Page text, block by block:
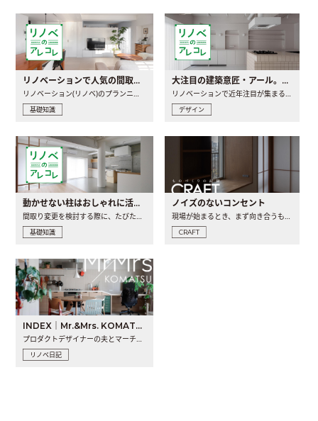
リノベーションで人気の間取りとは？トレンドの間取りと実例を徹底解説
リノベーション(リノベ)のプランニングで一番最初に決めるのは..
基礎知識
大注目の建築意匠・アール。人気の理由と空間に取り入れるポイント
リノベーションで近年注目が集まる建築意匠の一つであるアール..
デザイン
動かせない柱はおしゃれに活用！柱を魅せるリノベーション(リノベ)4選
間取り変更を検討する際に、たびたび皆さんの頭を悩ませる動か..
基礎知識
ノイズのないコンセント
現場が始まるとき、まず向き合うものの一つがコンセントです..
CRAFT
INDEX｜Mr.&Mrs. KOMATSU renovation diary
プロダクトデザイナーの夫とマーチャンダイザーの妻が、夫婦で..
リノベ日記